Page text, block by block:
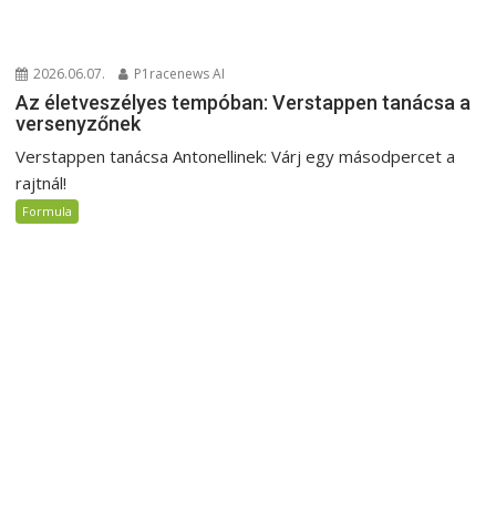
2026.06.07. P1racenews AI
Az életveszélyes tempóban: Verstappen tanácsa a
versenyzőnek
Verstappen tanácsa Antonellinek: Várj egy másodpercet a
rajtnál!
Formula